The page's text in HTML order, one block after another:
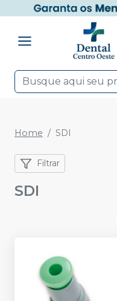
Home SDI
Filtrar
SDI